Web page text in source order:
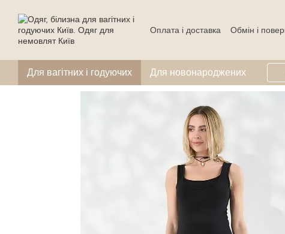
Оплата і доставка Обмін і
Для вагітних і годуючих Для новонароджених